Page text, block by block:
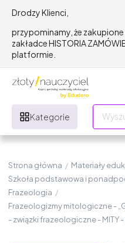
Drodzy Klienci,
przypominamy, że
zakładce HISTORIA
platformie.
Kategorie
Strona główna / Materiały
Szkoła podstawowa i
Frazeologia /
Frazeologizmy mitologiczne -
- związki frazeologiczne - MITY